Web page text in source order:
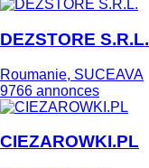
DEZSTORE S.R.L.
Roumanie, SUCEAVA
9766 annonces
CIEZAROWKI.PL